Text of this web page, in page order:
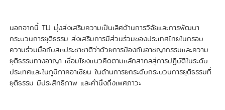
นอกจากนี้ TIJ มุ่งส่งเสริมความเป็นเลิศด้านการวิจัยและการพัฒนา
กระบวนการยุติธรรม ส่งเสริมการมีส่วนร่วมของประเทศไทยในกรอบ
ความร่วมมือกับสหประชาชาติว่าด้วยการป้องกันอาชญากรรมและความ
ยุติธรรมทางอาญา เชื่อมโยงแนวคิดตามหลักสากลสู่การปฏิบัติในระดับ
ประเทศและในภูมิภาคอาเซียน ในด้านการยกระดับกระบวนการยุติธรรมที่
ยุติธรรม มีประสิทธิภาพ และคำนึงถึงเพศภาวะ